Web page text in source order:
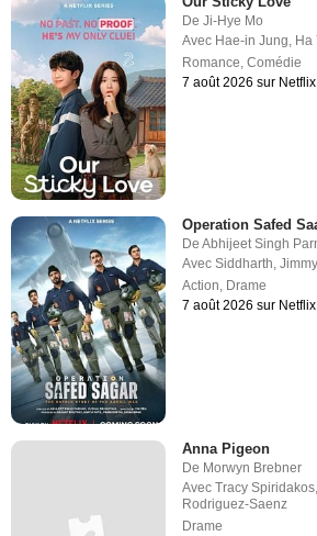
DeJi-Hye Mo
Avec Hae-in Jung, Ha
Romance,Comédie
7 août 2026 sur Netflix
Operation Safed
DeAbhijeet Singh
AvecSiddharth,
Action, Drame
7 août 2026 sur Netflix
Anna Pigeon
De Morwyn Brebner
AvecTracy Spiridakos
Rodriguez-Saenz
Drame